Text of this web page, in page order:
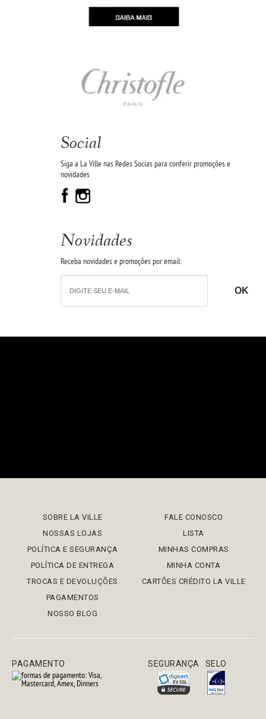
Social
Siga a La Ville nas Redes Socias para conferir promoções e
novidades
Novidades
Receba novidades e promoções por email:
SOBRE LA VILLE
NOSSAS LOJAS
POLÍTICA E SEGURANÇA
POLÍTICA DE ENTREGA
TROCAS E DEVOLUÇÕES
PAGAMENTOS
NOSSO BLOG
FALE CONOSCO
LISTA
MINHAS COMPRAS
MINHA CONTA
CARTÕES CRÉDITO LA VILLE
PAGAMENTO SEGURANÇA SELO